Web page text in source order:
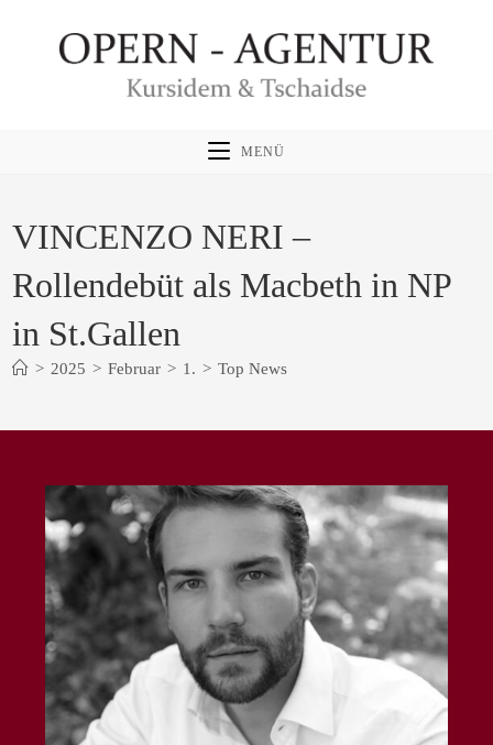
MENÜ
VINCENZO NERI –
Rollendebüt als Macbeth in NP
in St.Gallen
> 2025 > Februar > 1. > Top News